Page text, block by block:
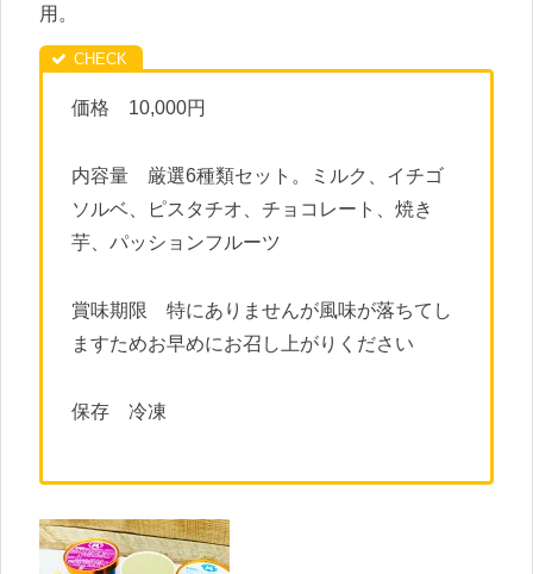
用。
価格 10,000円
内容量 厳選6種類セット。ミルク、イチゴ
ソルベ、ピスタチオ、チョコレート、焼き
芋、パッションフルーツ
賞味期限 特にありませんが風味が落ちてし
ますためお早めにお召し上がりください
保存 冷凍